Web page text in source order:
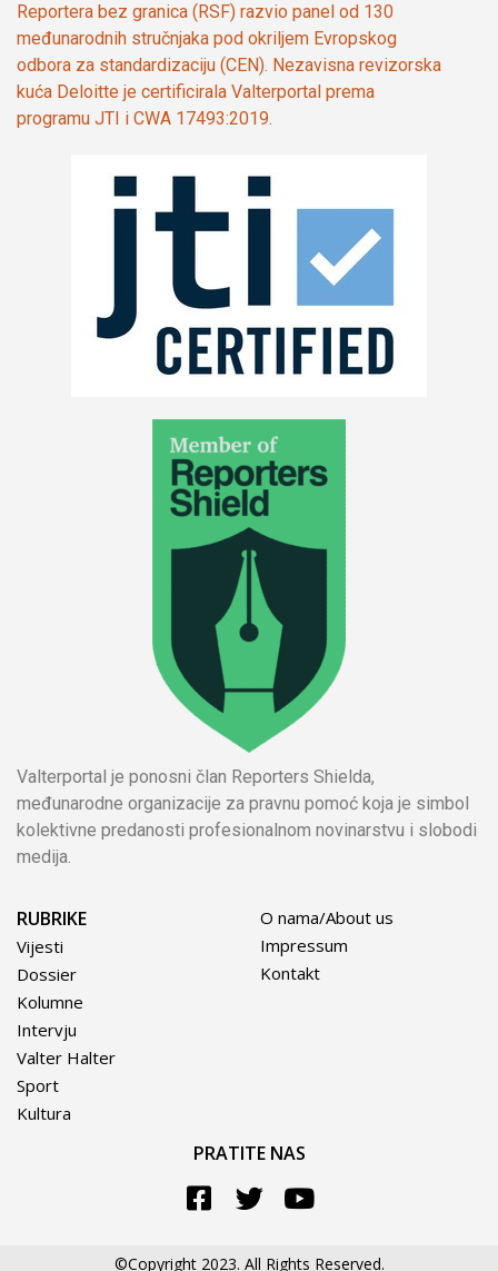
Reportera bez granica (RSF) razvio panel od 130
međunarodnih stručnjaka pod okriljem Evropskog
odbora za standardizaciju (CEN). Nezavisna revizorska
kuća Deloitte je certificirala Valterportal prema
programu JTI i CWA 17493:2019.
Valterportal je ponosni član Reporters Shielda,
međunarodne organizacije za pravnu pomoć koja je simbol
kolektivne predanosti profesionalnom novinarstvu i slobodi
medija.
RUBRIKE
Vijesti
Dossier
Kolumne
Intervju
Valter Halter
Sport
Kultura
O nama/About us
Impressum
Kontakt
PRATITE NAS
©Copyright 2023. All Rights Reserved.